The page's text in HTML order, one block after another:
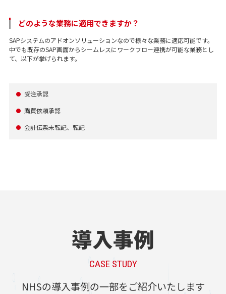
どのような業務に適用できますか？
SAPシステムのアドオンソリューションなので様々な業務に適応可能です。
中でも既存のSAP画面からシームレスにワークフロー連携が可能な業務とし
て、以下が挙げられます。
● 受注承認
● 購買依頼承認
● 会計伝票未転記、転記
導入事例
CASE STUDY
NHSの導入事例の一部をご紹介いたします